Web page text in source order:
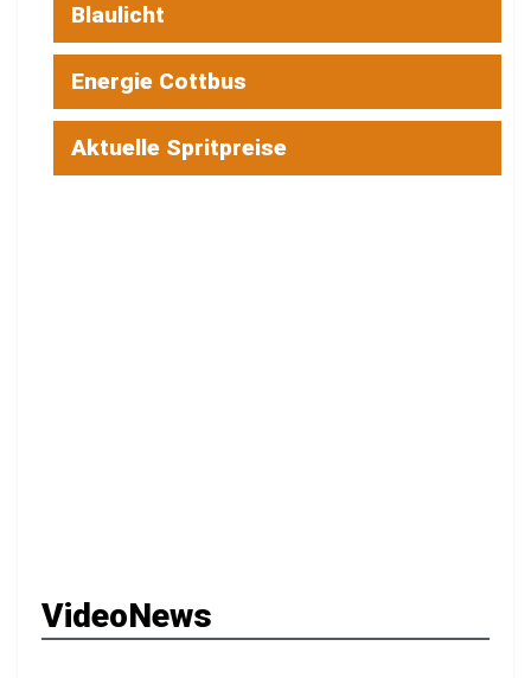
Blaulicht
Energie Cottbus
Aktuelle Spritpreise
VideoNews